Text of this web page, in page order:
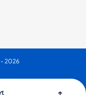
- 2026